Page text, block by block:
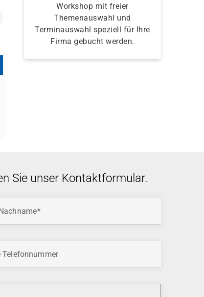
Workshop mit freier
Themenauswahl und
Terminauswahl speziell für Ihre
Firma gebucht werden.
Sie unser Kontaktformular.
Telefonnummer